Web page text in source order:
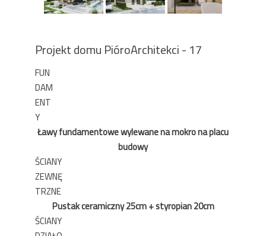
Projekt domu PióroArchitekci - 17
FUN
DAM
ENT
Y
Ławy fundamentowe wylewane na mokro na placu
budowy
ŚCIANY
ZEWNĘ
TRZNE
Pustak ceramiczny 25cm + styropian 20cm
ŚCIANY